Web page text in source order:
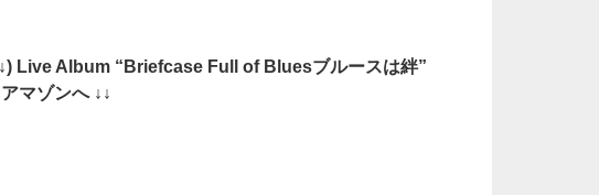
Live Album “Briefcase Full of Bluesブルースは絆”
マゾンへ ↓↓